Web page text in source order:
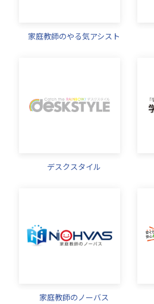
家庭教師のやる気アシスト
デスクスタイル
家庭教師のノーバス